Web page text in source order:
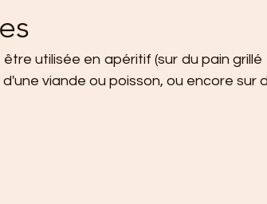
utilisée en apéritif (sur du pain
viande ou poisson, ou encore sur